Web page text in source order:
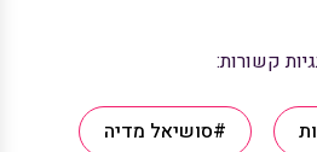
קשורות:
#סושיאל מדיה